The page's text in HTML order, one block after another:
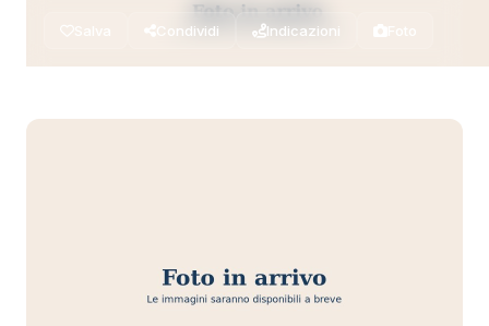
Salva Condividi Indicazioni Foto